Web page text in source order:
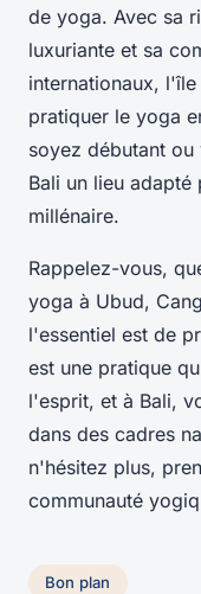
de yoga. Avec sa
luxuriante et sa
internationaux,
pratiquer le yoga
soyez débutant
Bali un lieu
millénaire.
Rappelez-vous,
yoga à Ubud,
l'essentiel est de
est une pratique
l'esprit, et à Bali,
dans des cadres
n'hésitez plus,
communauté
Bon plan